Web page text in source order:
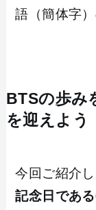
語（簡体字
BTSの歩み
を迎えよう
今回ご紹介し
記念日であ